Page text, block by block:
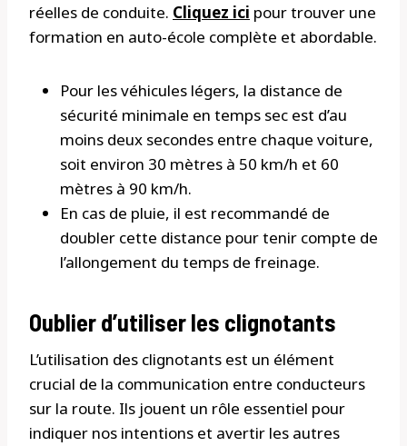
réelles de conduite. Cliquez ici pour trouver une
formation en auto-école complète et abordable.
Pour les véhicules légers, la distance de
sécurité minimale en temps sec est d’au
moins deux secondes entre chaque voiture,
soit environ 30 mètres à 50 km/h et 60
mètres à 90 km/h.
En cas de pluie, il est recommandé de
doubler cette distance pour tenir compte de
l’allongement du temps de freinage.
Oublier d’utiliser les clignotants
L’utilisation des clignotants est un élément
crucial de la communication entre conducteurs
sur la route. Ils jouent un rôle essentiel pour
indiquer nos intentions et avertir les autres